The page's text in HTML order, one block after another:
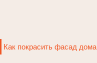
Как покрасить фасад дома